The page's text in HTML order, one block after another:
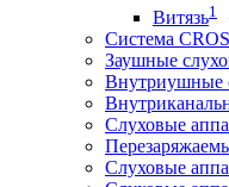
Витязь1
Система CROS
Заушные
Внутриушные
Слуховые
Слуховые